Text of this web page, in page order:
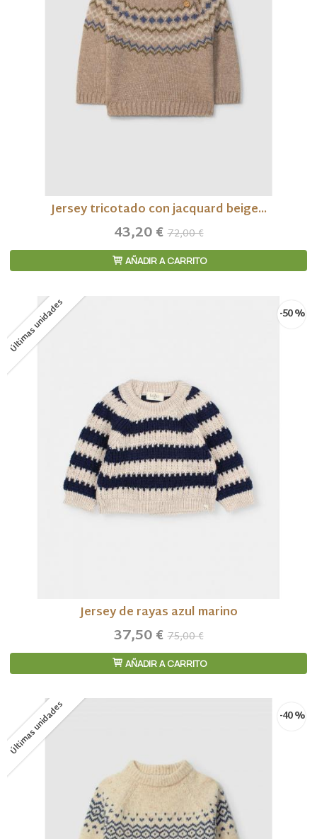
Jersey tricotado con jacquard beige...
43,20 €72,00 €
AÑADIR A CARRITO
Últimas unidades -50 %
Jersey de rayas azul marino
37,50 €75,00 €
AÑADIR A CARRITO
Últimas unidades -40 %